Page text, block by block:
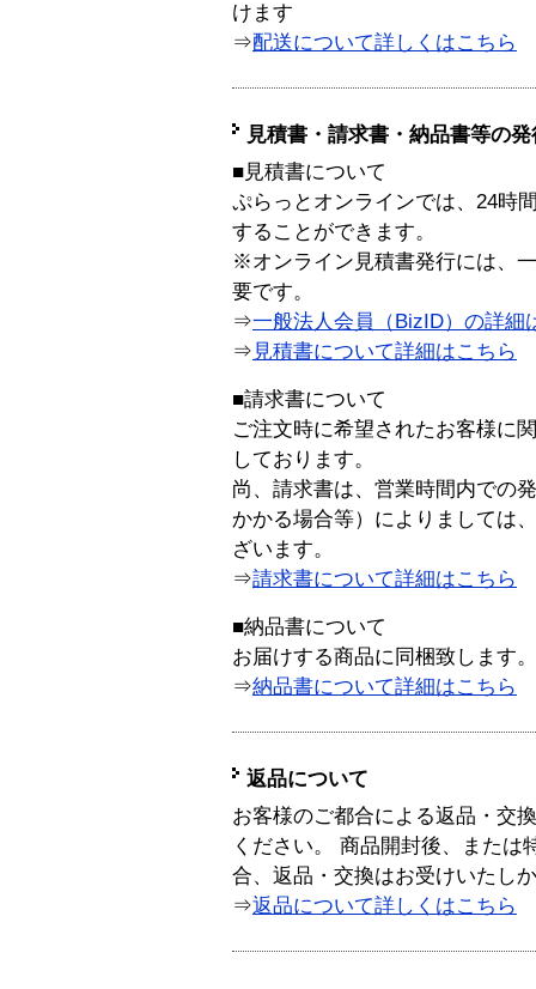
けます
⇒配送について詳しくはこちら
見積書・請求書・納品書等の
■見積書について
ぷらっとオンラインでは、24時
することができます。
※オンライン見積書発行には、
要です。
⇒一般法人会員（BizID）の詳細
⇒ 見積書について詳細はこちら
■請求書について
ご注文時に希望されたお客様に
しております。
尚、請求書は、営業時間内での
かかる場合等）によりましては
ざいます。
⇒請求書について詳細はこちら
■納品書について
お届けする商品に同梱致します。
⇒納品書について詳細はこちら
返品について
お客様のご都合による返品・交
ください。 商品開封後、または
合、返品・交換はお受けいたし
⇒返品について詳しくはこちら